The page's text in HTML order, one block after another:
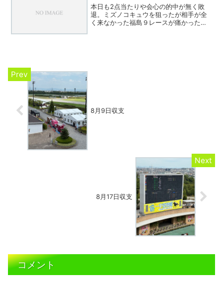
本日も2点当たりや会心の的中が無く敗
退。ミズノコキュウを狙ったが相手が全
く来なかった福島９レースが痛かった。
8月9日収支
8月17日収支
コメント